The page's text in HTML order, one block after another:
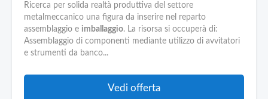
Ricerca per solida realtà produttiva del settore
metalmeccanico una figura da inserire nel reparto
assemblaggio e imballaggio. La risorsa si occuperà di:
Assemblaggio di componenti mediante utilizzo di avvitatori
e strumenti da banco...
Vedi offerta